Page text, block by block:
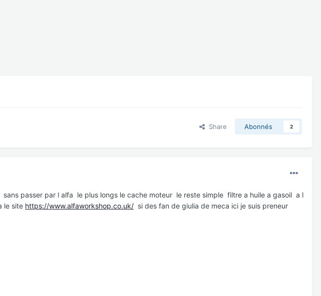
Share Abonnés 2
passer par l alfa le plus longs le cache moteur le reste simple filtre a huile a gasoil a l
le site https://www.alfaworkshop.co.uk/ si des fan de giulia de meca ici je suis preneur